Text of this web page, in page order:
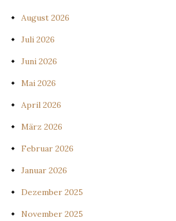
August 2026
Juli 2026
Juni 2026
Mai 2026
April 2026
März 2026
Februar 2026
Januar 2026
Dezember 2025
November 2025